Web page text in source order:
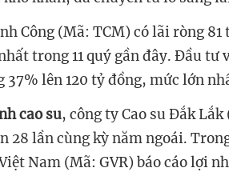
Công (Mã: TCM) có lãi ròng
trong 11 quý gần đây. Đầu tư
37% lên 120 tỷ đồng, mức lớn
cao su, công ty Cao su Đắk Lắk
28 lần cùng kỳ năm ngoái.
Nam (Mã: GVR) báo cáo lợi